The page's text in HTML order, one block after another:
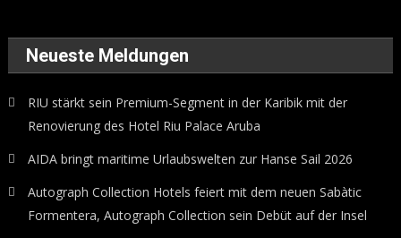
Neueste Meldungen
RIU stärkt sein Premium-Segment in der Karibik mit der
Renovierung des Hotel Riu Palace Aruba
AIDA bringt maritime Urlaubswelten zur Hanse Sail 2026
Autograph Collection Hotels feiert mit dem neuen Sabàtic
Formentera, Autograph Collection sein Debüt auf der Insel